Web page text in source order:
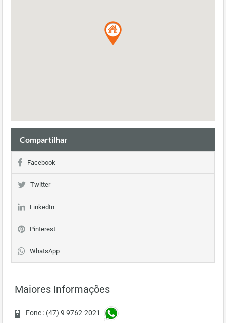
Compartilhar
Facebook
Twitter
LinkedIn
Pinterest
WhatsApp
Maiores Informações
Fone : (47) 9 9762-2021